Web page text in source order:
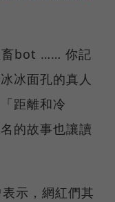
畜bot …… 你記
冰面孔的真人
距離和冷
名的故事也讓讀
示，網紅們其